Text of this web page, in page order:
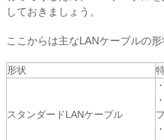
しておきましょう。
ここからは主なLANケーブルの
形状
スタンダードLANケーブル